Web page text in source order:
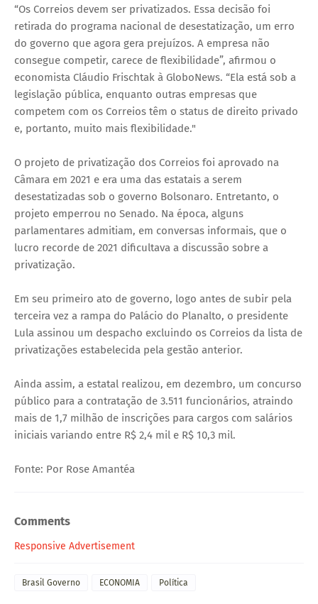
“Os Correios devem ser privatizados. Essa decisão foi
retirada do programa nacional de desestatização, um erro
do governo que agora gera prejuízos. A empresa não
consegue competir, carece de flexibilidade”, afirmou o
economista Cláudio Frischtak à GloboNews. “Ela está sob a
legislação pública, enquanto outras empresas que
competem com os Correios têm o status de direito privado
e, portanto, muito mais flexibilidade."
O projeto de privatização dos Correios foi aprovado na
Câmara em 2021 e era uma das estatais a serem
desestatizadas sob o governo Bolsonaro. Entretanto, o
projeto emperrou no Senado. Na época, alguns
parlamentares admitiam, em conversas informais, que o
lucro recorde de 2021 dificultava a discussão sobre a
privatização.
Em seu primeiro ato de governo, logo antes de subir pela
terceira vez a rampa do Palácio do Planalto, o presidente
Lula assinou um despacho excluindo os Correios da lista de
privatizações estabelecida pela gestão anterior.
Ainda assim, a estatal realizou, em dezembro, um concurso
público para a contratação de 3.511 funcionários, atraindo
mais de 1,7 milhão de inscrições para cargos com salários
iniciais variando entre R$ 2,4 mil e R$ 10,3 mil.
Fonte: Por Rose Amantéa
Comments
Responsive Advertisement
Brasil Governo ECONOMIA Política